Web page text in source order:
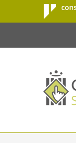
Salta al contingut